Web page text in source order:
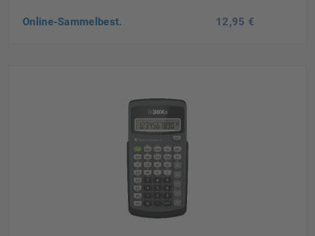
Online-Sammelbest. 12,95 €